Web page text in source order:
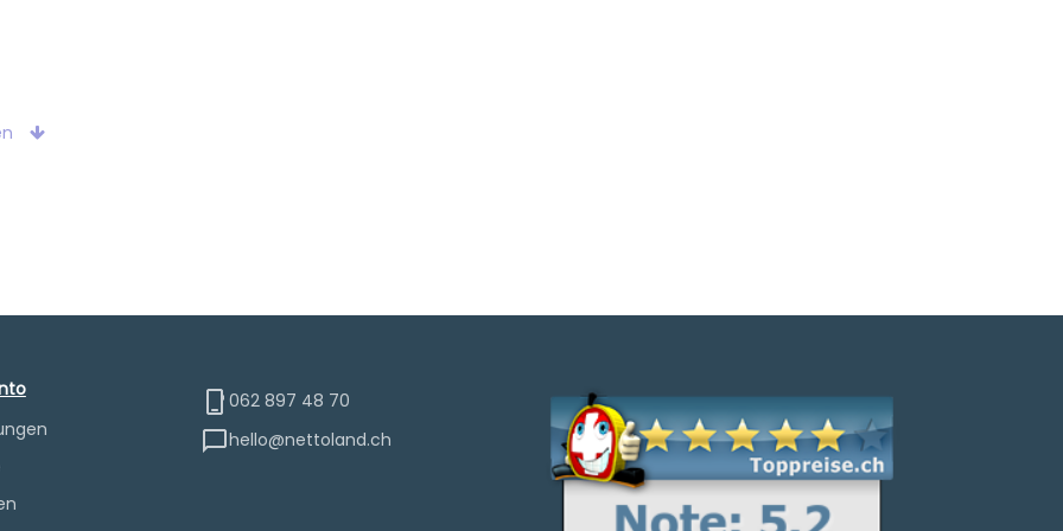
062 897 48 70
hello@nettoland.ch